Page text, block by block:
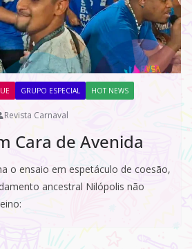
GRUPO ESPECIAL HOT NEWS
Revista Carnaval
Cara de Avenida
o ensaio em espetáculo de coesão,
ancestral Nilópolis não